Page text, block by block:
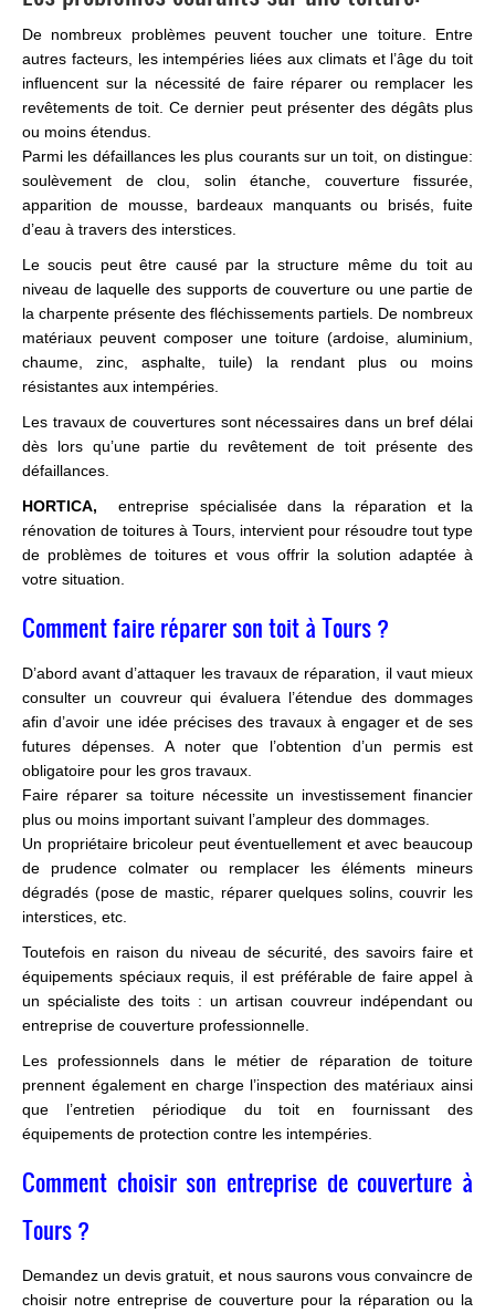
De nombreux problèmes peuvent toucher une toiture. Entre
autres facteurs, les intempéries liées aux climats et l’âge du toit
influencent sur la nécessité de faire réparer ou remplacer les
revêtements de toit. Ce dernier peut présenter des dégâts plus
ou moins étendus.
Parmi les défaillances les plus courants sur un toit, on distingue:
soulèvement de clou, solin étanche, couverture fissurée,
apparition de mousse, bardeaux manquants ou brisés, fuite
d’eau à travers des interstices.
Le soucis peut être causé par la structure même du toit au
niveau de laquelle des supports de couverture ou une partie de
la charpente présente des fléchissements partiels. De nombreux
matériaux peuvent composer une toiture (ardoise, aluminium,
chaume, zinc, asphalte, tuile) la rendant plus ou moins
résistantes aux intempéries.
Les travaux de couvertures sont nécessaires dans un bref délai
dès lors qu’une partie du revêtement de toit présente des
défaillances.
HORTICA, entreprise spécialisée dans la réparation et la
rénovation de toitures à Tours, intervient pour résoudre tout type
de problèmes de toitures et vous offrir la solution adaptée à
votre situation.
Comment faire réparer son toit à Tours ?
D’abord avant d’attaquer les travaux de réparation, il vaut mieux
consulter un couvreur qui évaluera l’étendue des dommages
afin d’avoir une idée précises des travaux à engager et de ses
futures dépenses. A noter que l’obtention d’un permis est
obligatoire pour les gros travaux.
Faire réparer sa toiture nécessite un investissement financier
plus ou moins important suivant l’ampleur des dommages.
Un propriétaire bricoleur peut éventuellement et avec beaucoup
de prudence colmater ou remplacer les éléments mineurs
dégradés (pose de mastic, réparer quelques solins, couvrir les
interstices, etc.
Toutefois en raison du niveau de sécurité, des savoirs faire et
équipements spéciaux requis, il est préférable de faire appel à
un spécialiste des toits : un artisan couvreur indépendant ou
entreprise de couverture professionnelle.
Les professionnels dans le métier de réparation de toiture
prennent également en charge l’inspection des matériaux ainsi
que l’entretien périodique du toit en fournissant des
équipements de protection contre les intempéries.
Comment choisir son entreprise de couverture à
Tours ?
Demandez un devis gratuit, et nous saurons vous convaincre de
choisir notre entreprise de couverture pour la réparation ou la